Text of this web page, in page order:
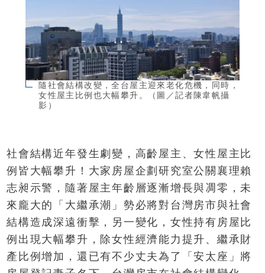
隨社會結構改變，全台屋主迎來老化危機，同時，
女性屋主比例也大幅攀升。（圖／記者陳韋帆攝
影）
社會結構近年發生劇變，高齡屋主、女性屋主比
例皆大幅攀升！大家房屋企劃研究室公關襄理賴
志昶示警，隨著屋主年齡層逐漸增長與凋零，未
來龐大的「大繼承潮」勢必將對台灣房市與社會
結構造成深遠衝擊，另一變化，女性持有房屋比
例出現大幅攀升，除女性經濟能力提升、繼承財
產比例增加，還已有不少丈夫為了「安太座」將